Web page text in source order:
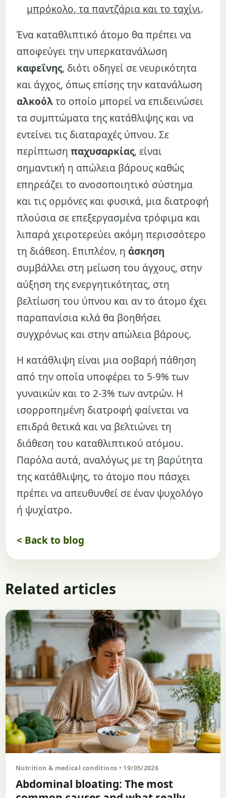
μπρόκολο, τα παντζάρια και το ταχίνι.
Ένα καταθλιπτικό άτομο θα πρέπει να
αποφεύγει την υπερκατανάλωση
καφεΐνης, διότι οδηγεί σε νευρικότητα
και άγχος, όπως επίσης την κατανάλωση
αλκοόλτο οποίο μπορεί να επιδεινώσει
τα συμπτώματα της κατάθλιψης και να
εντείνει τις διαταραχές ύπνου. Σε
περίπτωση παχυσαρκίας, είναι
σημαντική η απώλεια βάρους καθώς
επηρεάζει το ανοσοποιητικό σύστημα
και τις ορμόνες και φυσικά, μια διατροφή
πλούσια σε επεξεργασμένα τρόφιμα και
λιπαρά χειροτερεύει ακόμη περισσότερο
τη διάθεση. Επιπλέον, η άσκηση
συμβάλλει στη μείωση του άγχους, στην
αύξηση της ενεργητικότητας, στη
βελτίωση του ύπνου και αν το άτομο έχει
παραπανίσια κιλά θα βοηθήσει
συγχρόνως και στην απώλεια βάρους.
Η κατάθλιψη είναι μια σοβαρή πάθηση
από την οποία υποφέρει το 5-9% των
γυναικών και το 2-3% των αντρών. Η
ισορροπημένη διατροφή φαίνεται να
επιδρά θετικά και να βελτιώνει τη
διάθεση του καταθλιπτικού ατόμου.
Παρόλα αυτά, αναλόγως με τη βαρύτητα
της κατάθλιψης, το άτομο που πάσχει
πρέπει να απευθυνθεί σε έναν ψυχολόγο
ή ψυχίατρο.
< Back to blog
Related articles
Nutrition & medical conditions • 19/05/2026
Abdominal bloating: The most